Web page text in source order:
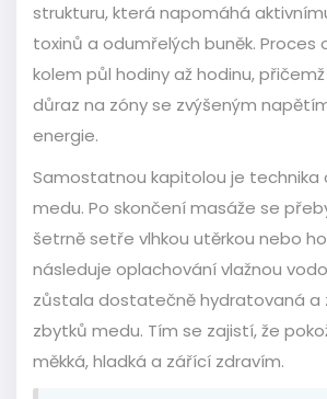
strukturu, která napomáhá
toxinů a odumřelých buněk. Proces
kolem půl hodiny až hodinu,
důraz na zóny se zvýšeným
energie.
Samostatnou kapitolou je
medu. Po skončení masáže se
šetrně setře vlhkou utěrkou nebo
následuje oplachování vlažnou
zůstala dostatečně hydratovaná a
zbytků medu. Tím se zajistí, že
měkká, hladká a zářící zdravím.